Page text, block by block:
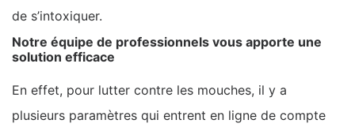
de s’intoxiquer.
Notre équipe de professionnels vous apporte une
solution efficace
En effet, pour lutter contre les mouches, il y a
plusieurs paramètres qui entrent en ligne de compte